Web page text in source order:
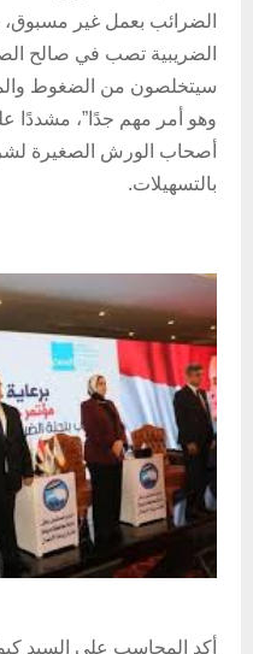
الضرائب بعمل غير مسبوق،
الضريبية تصب في صالح
سيتخلصون من الضغوط
وهو أمر مهم جدًا”، مشددًا
أصحاب الورش الصغيرة
بالتسهيلات.
أكد المحاسب علي السيد